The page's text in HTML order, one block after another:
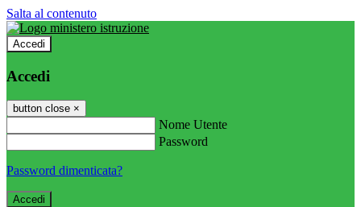
Salta al contenuto
Accedi
Accedi
button close ×
Nome Utente
Password
Password dimenticata?